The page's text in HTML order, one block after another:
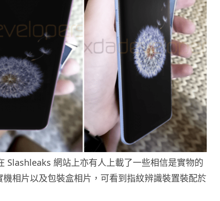
Slashleaks 網站上亦有人上載了一些相信是實物的
機相片以及包裝盒相片，可看到指紋辨識裝置裝配於